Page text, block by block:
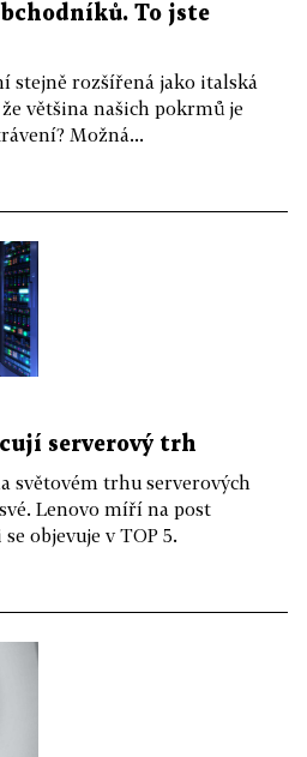
To jste
stejně rozšířená jako italská
většina našich pokrmů je
Možná...
serverový trh
světovém trhu serverových
Lenovo míří na post
objevuje v TOP 5.